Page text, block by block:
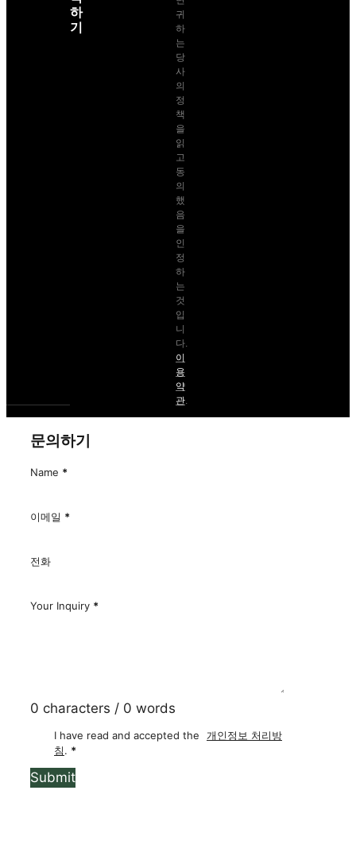
구
독
릭
하
면
귀
하
는
당
사
의
정
책
을
읽
고
동
의
했
음
을
인
정
하
는
것
입
니
다.
이
용
약
문의하기
0 characters / 0 words
I have read and accepted the
침 . *